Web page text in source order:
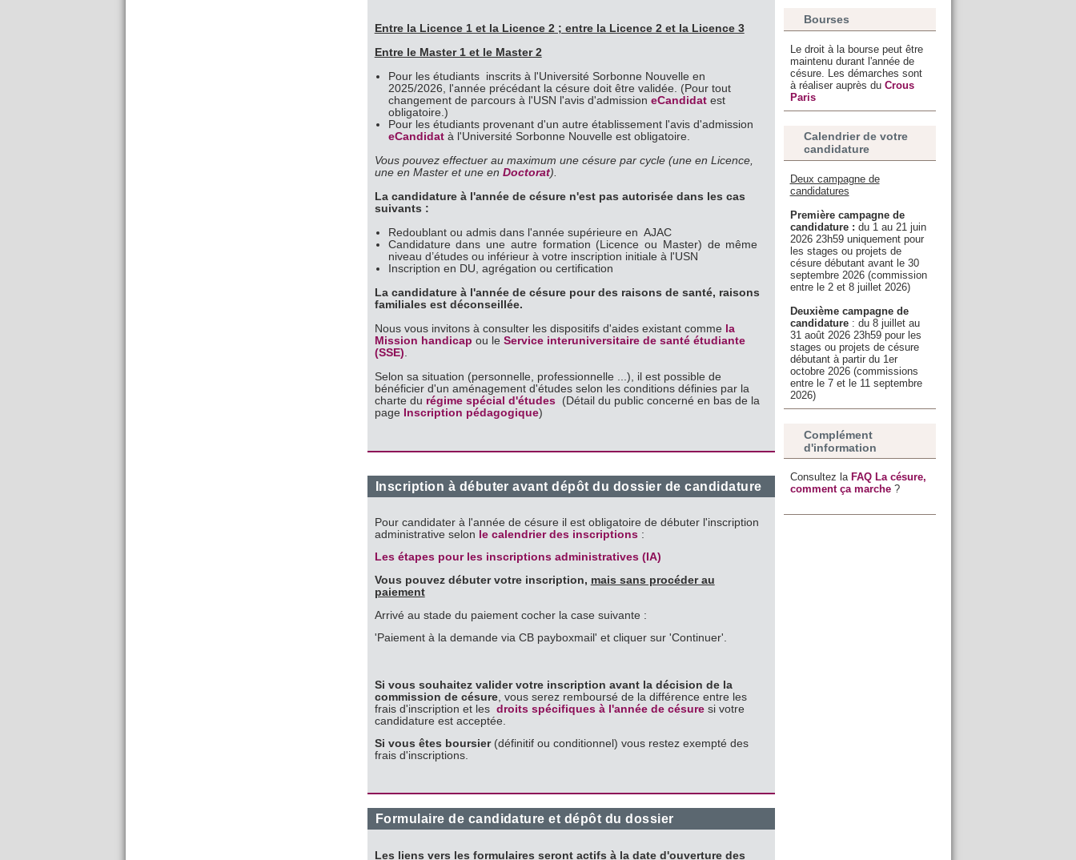
Entre la Licence 1 et la Licence 2 ; entre la Licence 2 et la Licence 3
Entre le Master 1 et le Master 2
Pour les étudiants inscrits à l'Université Sorbonne Nouvelle en
2025/2026, l'année précédant la césure doit être validée. (Pour tout
changement de parcours à l'USN l'avis d'admission eCandidatest
obligatoire.)
Pour les étudiants provenant d'un autre établissement l'avis d'admission
eCandidatà l'Université Sorbonne Nouvelle est obligatoire.
Vous pouvez effectuer au maximum une césure par cycle (une en Licence,
une en Master et une en Doctorat).
La candidature à l'année de césure n'est pas autorisée dans les cas
suivants :
Redoublant ou admis dans l'année supérieure en AJAC
Candidature dans une autre formation (Licence ou Master) de même
niveau d’études ou inférieur à votre inscription initiale à l'USN
Inscription en DU, agrégation ou certification
La candidature à l'année de césure pour des raisons de santé, raisons
familiales est déconseillée.
Nous vous invitons à consulter les dispositifs d'aides existant comme la
Mission handicap ou le Service interuniversitaire de santé étudiante
(SSE).
Selon sa situation (personnelle, professionnelle ...), il est possible de
bénéficier d'un aménagement d'études selon les conditions définies par la
charte du régime spécial d'études (Détail du public concerné en bas de la
page
Inscription pédagogique)
Inscription à débuter avant dépôt du dossier de candidature
Pour candidater à l'année de césure il est obligatoire de débuter l'inscription
administrative selon le calendrier des inscriptions:
Les étapes pour les inscriptions administratives (IA)
Vous pouvez débuter votre inscription, mais sans procéder au
paiement
Arrivé au stade du paiement cocher la case suivante :
'Paiement à la demande via CB payboxmail' et cliquer sur 'Continuer'.
Si vous souhaitez valider votre inscription avant la décision de la
commission de césure, vous serez remboursé de la différence entre les
frais d'inscription et les droits spécifiques à l'année de césuresi votre
candidature est acceptée.
Si vous êtes boursier (définitif ou conditionnel) vous restez exempté des
frais d'inscriptions.
Formulaire de candidature et dépôt du dossier
Les liens vers les formulaires seront actifs à la date d'ouverture des
Bourses
Le droit à la bourse peut être
maintenu durant l'année de
césure. Les démarches sont
à réaliser auprès du Crous
Paris
Calendrier de votre
candidature
Deux campagne de
candidatures
Première campagne de
candidature : du 1 au 21 juin
2026 23h59 uniquement pour
les stages ou projets de
césure débutant avant le 30
septembre 2026 (commission
entre le 2 et 8 juillet 2026)
Deuxième campagne de
candidature : du 8 juillet au
31 août 2026 23h59 pour les
stages ou projets de césure
débutant à partir du 1er
octobre 2026 (commissions
entre le 7 et le 11 septembre
2026)
Complément
d'information
Consultez la FAQ La césure,
comment ça marche?